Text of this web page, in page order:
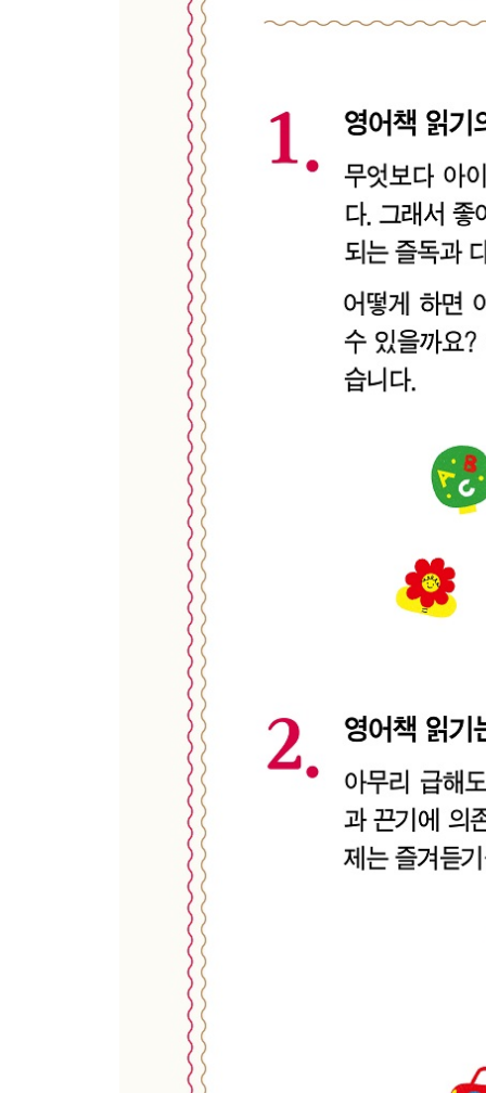
09. 영어책 읽기를 더욱 신나는 일로 만들어줄 네
10. 우리 가족만의 특별한 도서관 이용 비법
11. 영어책 읽기에 진짜 도움이 되는 보상 제공 방법
12. 유창한 영어 읽기를 위해 꼭 지켜야 할 다섯 가
에필로그 아직도 열심의 부족이 문제라고 생각하
01. TV용 애니메이션 시리즈 추천작
02. Dolch 일견어휘 목록
03. Fry 일견어휘 목록
04. 필수 일견어휘 목록 (268단어)
05. 단계별 읽기책 필수 어휘 (779단어)
06. 수상작 및 기관 추천 영어 그림책 베스트 104권
07. 영어 그림책 추천 240선
핵심 용어 설명
참고 문헌
엄마·아빠가 매일 쓰는 영어 표현 8
아이가 매일 쓰는 짧은 표현 13
Part 1 매일 쓰는 일상 대화
아침에 하는 말
01 Getting Up 일어나기
02 Washing Up 세수하기
03 Brushing Your Teeth 이 닦기
04 Getting Dressed 1 옷 입기 1
05 Getting Dressed 2 옷 입기 2
Picture Dictionary-Everyday Clothes 일상복
06 Doing Your Hair 머리 손질하기
07 Putting On Shoes 신발 신기
08 Having Breakfast 아침 먹기
09 In the Bathroom 화장실 볼일 보기
Picture Dictionary-Bathroom 화장실
10 Getting Ready for School 등교 준비
오후에 하는 말
11 Greetings After School 하교 인사